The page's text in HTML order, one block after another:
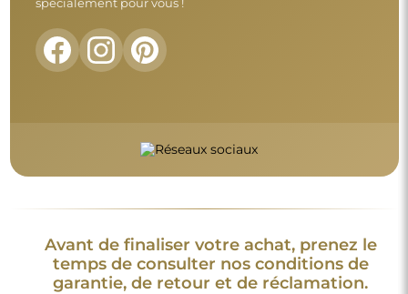
Avant de finaliser votre achat, prenez le
temps de consulter nos conditions de
garantie, de retour et de réclamation.